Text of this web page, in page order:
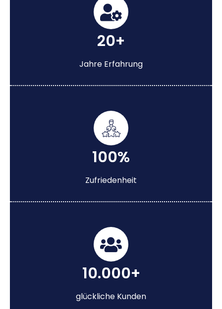
20+
Jahre Erfahrung
100%
Zufriedenheit
10.000+
glückliche Kunden